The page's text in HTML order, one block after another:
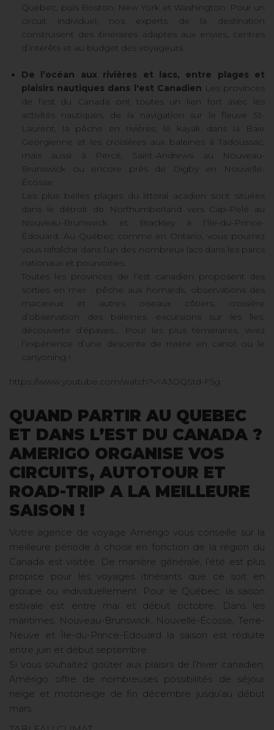
Québec, puis Boston, New York et Washington. Pour un
circuit individuel, nos experts de la destination
construisent des itinéraires adaptés aux envies, centres
d’intérêts et au budget des voyageurs.
De l’océan aux rivières et lacs, entre plages et
plaisirs nautiques dans l'est Canadien Les provinces
de l’est du Canada ont toutes un lien fort avec les
activités nautiques, de la navigation sur le fleuve St-
Laurent, la pêche en rivières, le kayak dans la Baie
Georgienne et les croisières aux baleines à Tadoussac,
mais aussi à Percé, Saint-Andrews au Nouveau-
Brunswick ou encore près de Digby en Nouvelle-
Écosse.
Les plus belles plages du littoral acadien sont situées
dans le détroit de Northumberland vers Cap-Pelé au
Nouveau-Brunswick et Brackley à l'Île-du-Prince-
Édouard. Au Québec comme en Ontario, vous pourrez
vous rafraîchir dans l’un des nombreux lacs dans les parcs
nationaux et pourvoiries.
Toutes les provinces de l’est canadien proposent des
sorties en mer : pêche aux homards, observations des
macareux et autres oiseaux côtiers, croisière
d’observation des baleines, excursions sur les îles,
découverte d’épaves… Pour les plus téméraires, vivez
l’expérience d’une descente de rivière en canot ou le
canyoning !
https://www.youtube.com/watch?v=A3OQStd-F5g
QUAND PARTIR AU QUEBEC
ET DANS L’EST DU CANADA ?
AMERIGO ORGANISE VOS
CIRCUITS, AUTOTOUR ET
ROAD-TRIP A LA MEILLEURE
SAISON !
Votre agence de voyage Amérigo vous conseille sur la
meilleure période à choisir en fonction de la région du
Canada est visitée. De manière générale, l’été est plus
propice pour les voyages itinérants que ce soit en
groupe ou individuellement. Pour le Québec, la saison
estivale est entre mai et début octobre. Dans les
maritimes, Nouveau-Brunswick, Nouvelle-Écosse, Terre-
Neuve et Île-du-Prince-Edouard la saison est réduite
entre juin et début septembre.
Si vous souhaitez goûter aux plaisirs de l’hiver canadien,
Amérigo offre de nombreuses possibilités de séjour
neige et motoneige de fin décembre jusqu’au début
mars.